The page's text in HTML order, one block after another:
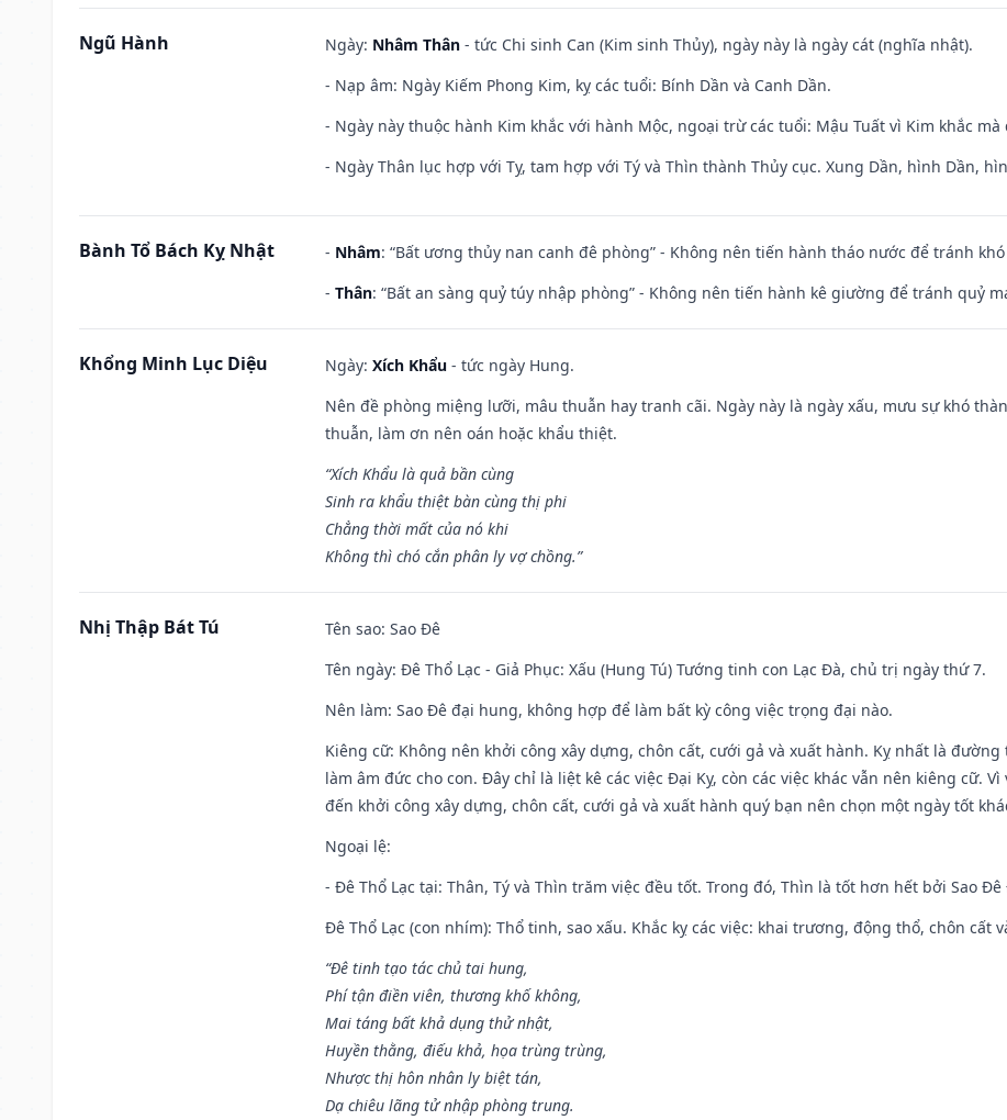
Ngũ Hành Ngày: Nhâm Thân - tức Chi sinh Can (Kim sinh Thủy), ngày này là ngày cát (nghĩa nhật).
- Nạp âm: Ngày Kiếm Phong Kim, kỵ các tuổi: Bính Dần và Canh Dần.
- Ngày này thuộc hành Kim khắc với hành Mộc, ngoại trừ các tuổi: Mậu Tuất vì Kim khắc mà
- Ngày Thân lục hợp với Tỵ, tam hợp với Tý và Thìn thành Thủy cục. Xung Dần, hình Dần,
Bành Tổ Bách Kỵ Nhật - Nhâm: “Bất ương thủy nan canh đê phòng” - Không nên tiến hành tháo nước để tránh
- Thân: “Bất an sàng quỷ túy nhập phòng” - Không nên tiến hành kê giường để tránh quỷ
Khổng Minh Lục Diệu Ngày: Xích Khẩu - tức ngày Hung.
Nên đề phòng miệng lưỡi, mâu thuẫn hay tranh cãi. Ngày này là ngày xấu, mưu sự khó
thuẫn, làm ơn nên oán hoặc khẩu thiệt.
“Xích Khẩu là quả bần cùng
Sinh ra khẩu thiệt bàn cùng thị phi
Chẳng thời mất của nó khi
Không thì chó cắn phân ly vợ chồng.”
Nhị Thập Bát Tú Tên sao: Sao Đê
Tên ngày: Đê Thổ Lạc - Giả Phục: Xấu (Hung Tú) Tướng tinh con Lạc Đà, chủ trị ngày thứ 7.
Nên làm: Sao Đê đại hung, không hợp để làm bất kỳ công việc trọng đại nào.
Kiêng cữ: Không nên khởi công xây dựng, chôn cất, cưới gả và xuất hành. Kỵ nhất là
làm âm đức cho con. Đây chỉ là liệt kê các việc Đại Kỵ, còn các việc khác vẫn nên kiêng cữ.
đến khởi công xây dựng, chôn cất, cưới gả và xuất hành quý bạn nên chọn một ngày tốt
Ngoại lệ:
- Đê Thổ Lạc tại: Thân, Tý và Thìn trăm việc đều tốt. Trong đó, Thìn là tốt hơn hết bởi Sao
Đê Thổ Lạc (con nhím): Thổ tinh, sao xấu. Khắc kỵ các việc: khai trương, động thổ, chôn cất
“Đê tinh tạo tác chủ tai hung,
Phí tận điền viên, thương khố không,
Mai táng bất khả dụng thử nhật,
Huyền thằng, điếu khả, họa trùng trùng,
Nhược thị hôn nhân ly biệt tán,
Dạ chiêu lãng tử nhập phòng trung.